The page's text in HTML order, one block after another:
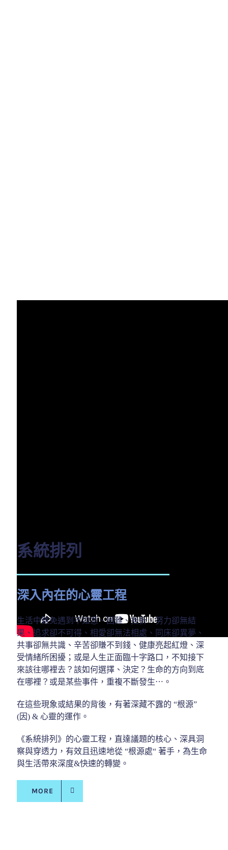
系統排列
深入內在的心靈工程
生活中難免遇到不如意、困難、挫折、努力卻無結
果、追求卻不可得、相愛卻無法相處、同床卻異夢、
共事卻無共識、辛苦卻賺不到錢、健康亮起紅燈、深
受情緒所困擾；或是人生正面臨十字路口，不知接下
來該往哪裡去？該如何選擇、決定？生命的方向到底
在哪裡？或是某些事件，重複不斷發生⋯。
在這些現象或結果的背後，有著深藏不露的 “根源”
(因) & 心靈的運作。
《系統排列》的心靈工程，直達議題的核心、深具洞
察與穿透力，有效且迅速地從 “根源處“ 著手，為生命
與生活帶來深度&快速的轉變。
MORE